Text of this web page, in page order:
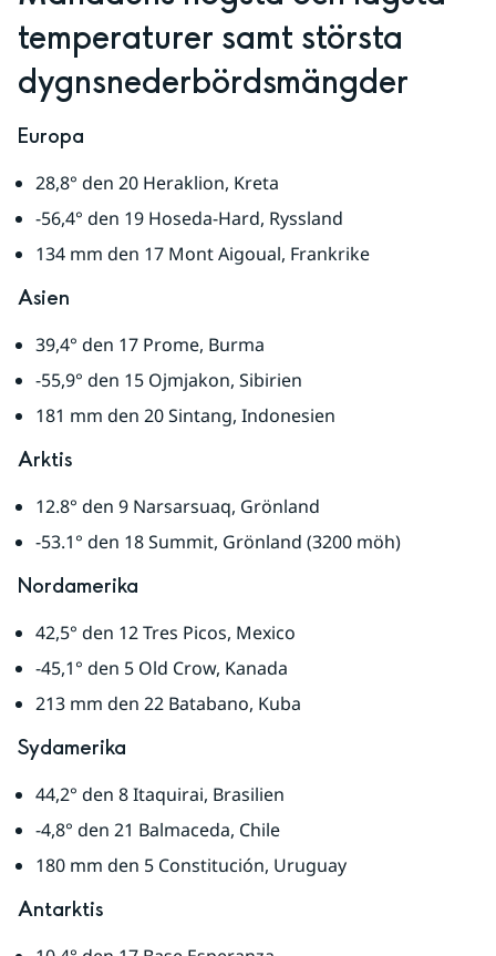
temperaturer samt största
dygnsnederbördsmängder
Europa
28,8° den 20 Heraklion, Kreta
-56,4° den 19 Hoseda-Hard, Ryssland
134 mm den 17 Mont Aigoual, Frankrike
Asien
39,4° den 17 Prome, Burma
-55,9° den 15 Ojmjakon, Sibirien
181 mm den 20 Sintang, Indonesien
Arktis
12.8° den 9 Narsarsuaq, Grönland
-53.1° den 18 Summit, Grönland (3200 möh)
Nordamerika
42,5° den 12 Tres Picos, Mexico
-45,1° den 5 Old Crow, Kanada
213 mm den 22 Batabano, Kuba
Sydamerika
44,2° den 8 Itaquirai, Brasilien
-4,8° den 21 Balmaceda, Chile
180 mm den 5 Constitución, Uruguay
Antarktis